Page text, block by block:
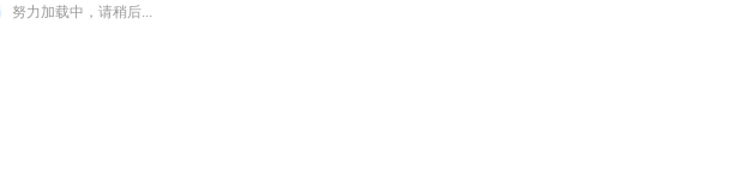
努力加载中，请稍后...